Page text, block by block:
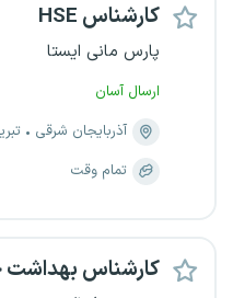
کارشناس HSE
پارس مانی ایستا
ارسال آسان
آذربایجان شرقی
تمام وقت
کارشناس بهداشت